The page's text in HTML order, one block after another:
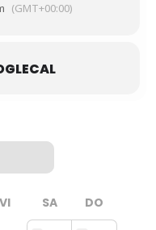
VI SA DO
(GMT+00:00)